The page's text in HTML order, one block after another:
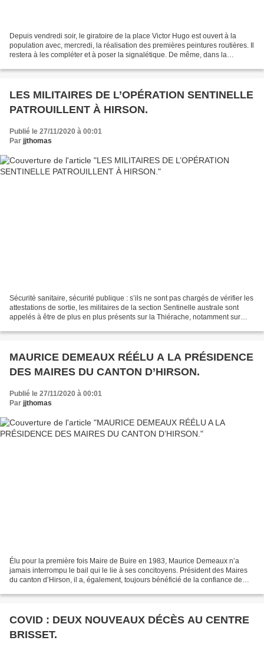
Depuis vendredi soir, le giratoire de la place Victor Hugo est ouvert à la
population avec, mercredi, la réalisation des premières peintures routières. Il
restera à les compléter et à poser la signalétique. De même, dans la
LES MILITAIRES DE L’OPÉRATION SENTINELLE
PATROUILLENT À HIRSON.
Publié le 27/11/2020 à 00:01
Par jjthomas
Sécurité sanitaire, sécurité publique : s’ils ne sont pas chargés de vérifier les
attestations de sortie, les militaires de la section Sentinelle australe sont
appelés à être de plus en plus présents sur la Thiérache, notamment sur
MAURICE DEMEAUX RÉÉLU A LA PRÉSIDENCE
DES MAIRES DU CANTON D’HIRSON.
Publié le 27/11/2020 à 00:01
Par jjthomas
Élu pour la première fois Maire de Buire en 1983, Maurice Demeaux n’a
jamais interrompu le bail qui le lie à ses concitoyens. Président des Maires
du canton d’Hirson, il a, également, toujours bénéficié de la confiance de
COVID : DEUX NOUVEAUX DÉCÈS AU CENTRE
BRISSET.